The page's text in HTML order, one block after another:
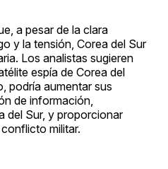
a pesar de la clara
y la tensión, Corea del Sur
Los analistas sugieren
espía de Corea del
podría aumentar sus
de información,
del Sur, y proporcionar
militar.